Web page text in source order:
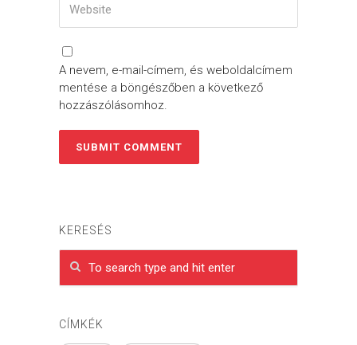
A nevem, e-mail-címem, és weboldalcímem
mentése a böngészőben a következő
hozzászólásomhoz.
KERESÉS
CÍMKÉK